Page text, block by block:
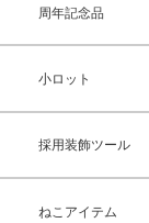
周年記念品
小ロット
採用装飾ツール
ねこアイテム